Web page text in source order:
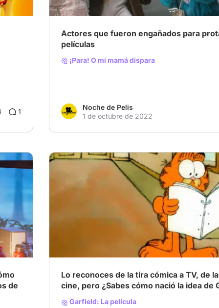
1
Actores que fueron engañados para
películas
¡Para! O mi mamá dispara
Noche de Pelis
1 de octubre de 2022
de
# Animación # Comedia
Lo reconoces de la tira cómica a TV, de la TV al
cine, pero ¿Sabes cómo nació la idea
Garfield: La película